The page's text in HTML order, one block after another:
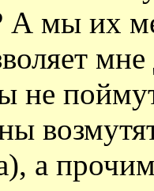
А мы их
не
а